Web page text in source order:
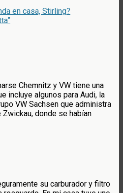
en casa, Stirling?
Chemnitz y VW tiene una
incluye algunos para Audi, la
VW Sachsen que administra
donde se habían
su carburador y filtro